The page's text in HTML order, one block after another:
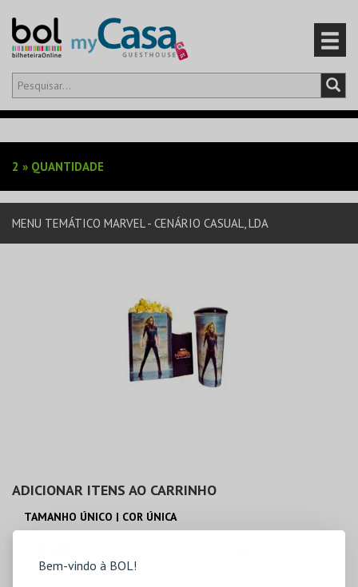
Bem-vindo à BOL!
Olá,iniciar sessão
EVENTOS
CARTÕES
2 » QUANTIDADE
MENU TEMÁTICO MARVEL - CENÁRIO CASUAL, LDA
ADICIONAR ITENS AO CARRINHO
TAMANHO ÚNICO | COR ÚNICA